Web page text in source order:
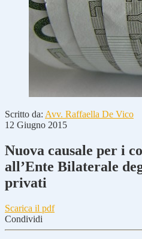
Scritto da: Avv. Raffaella De Vico
12 Giugno 2015
Nuova causale per i
all’Ente Bilaterale
privati
Scarica il pdf
Condividi